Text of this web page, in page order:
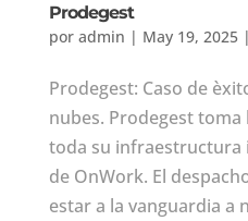
Prodegest
por admin | May 19, 2025|
Prodegest: Caso de
nubes. Prodegest
toda su infraestructura
de OnWork. El
estar a la vanguardia a